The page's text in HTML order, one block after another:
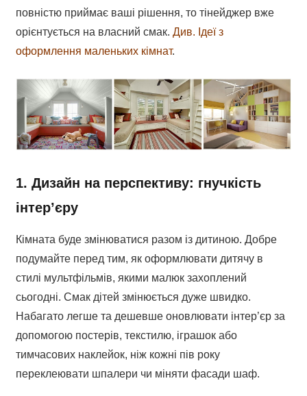
повністю приймає ваші рішення, то тінейджер вже
орієнтується на власний смак.Див. Ідеї з
оформлення маленьких кімнат.
1. Дизайн на перспективу: гнучкість
інтер’єру
Кімната буде змінюватися разом із дитиною. Добре
подумайте перед тим, як оформлювати дитячу в
стилі мультфільмів, якими малюк захоплений
сьогодні. Смак дітей змінюється дуже швидко.
Набагато легше та дешевше оновлювати інтер’єр за
допомогою постерів, текстилю, іграшок або
тимчасових наклейок, ніж кожні пів року
переклеювати шпалери чи міняти фасади шаф.